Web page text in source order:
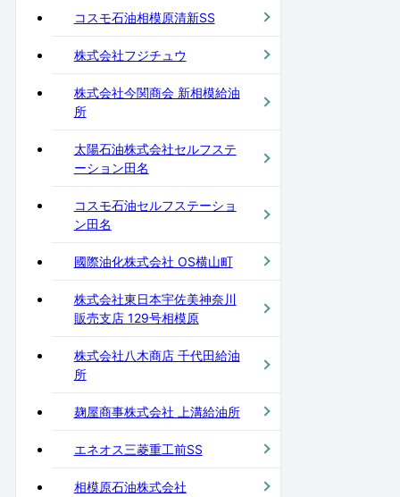
コスモ石油相模原清新SS
株式会社フジチュウ
株式会社今関商会 新相模給油
所
太陽石油株式会社セルフステ
ーション田名
コスモ石油セルフステーショ
ン田名
國際油化株式会社 OS横山町
株式会社東日本宇佐美神奈川
販売支店 129号相模原
株式会社八木商店 千代田給油
所
麹屋商事株式会社 上溝給油所
エネオス三菱重工前SS
相模原石油株式会社